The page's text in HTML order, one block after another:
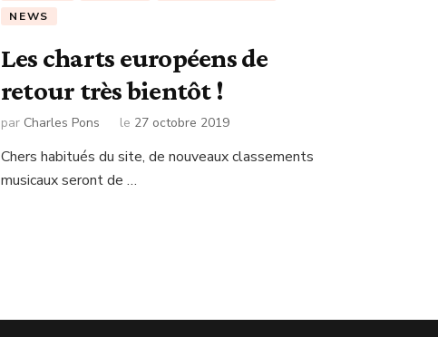
NEWS
Les charts européens de
retour très bientôt !
par Charles Pons le 27 octobre 2019
Chers habitués du site, de nouveaux classements
musicaux seront de …